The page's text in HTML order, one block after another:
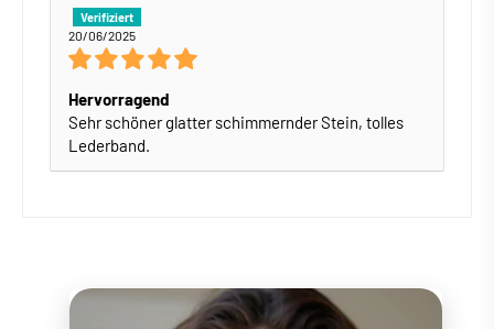
20/06/2025
Hervorragend
Sehr schöner glatter schimmernder Stein, tolles
Lederband.